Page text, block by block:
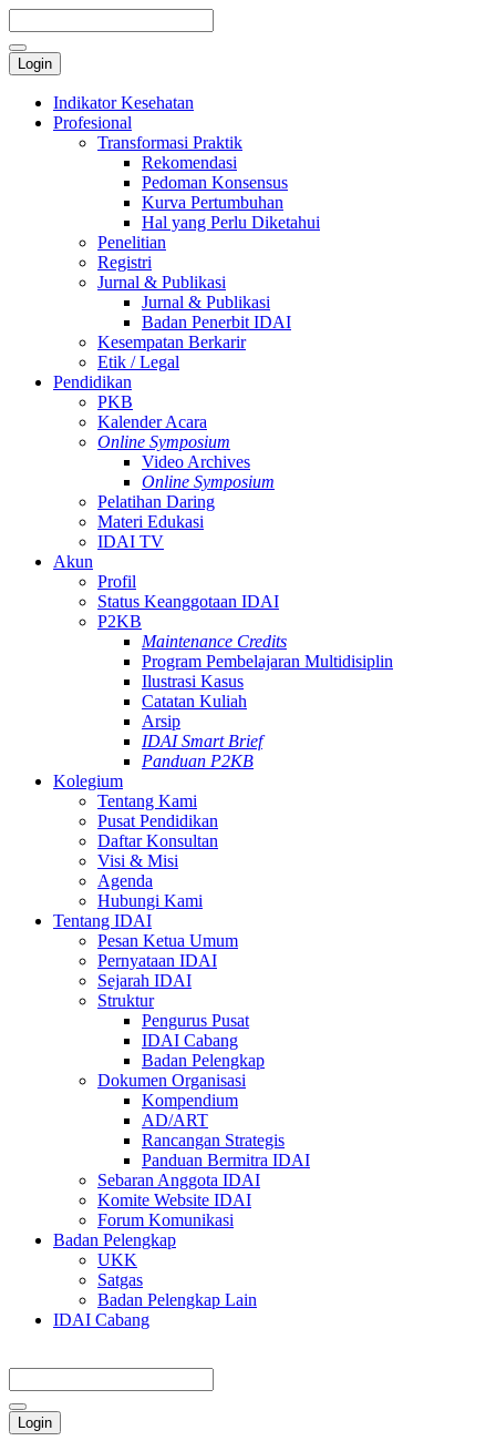
Login
Indikator Kesehatan
Profesional
Transformasi Praktik
Rekomendasi
Pedoman Konsensus
Kurva Pertumbuhan
Hal yang Perlu Diketahui
Penelitian
Registri
Jurnal & Publikasi
Jurnal & Publikasi
Badan Penerbit IDAI
Kesempatan Berkarir
Etik / Legal
Pendidikan
PKB
Kalender Acara
Online Symposium
Video Archives
Online Symposium
Pelatihan Daring
Materi Edukasi
IDAI TV
Akun
Profil
Status Keanggotaan IDAI
P2KB
Maintenance Credits
Program Pembelajaran Multidisiplin
Ilustrasi Kasus
Catatan Kuliah
Arsip
IDAI Smart Brief
Panduan P2KB
Kolegium
Tentang Kami
Pusat Pendidikan
Daftar Konsultan
Visi & Misi
Agenda
Hubungi Kami
Tentang IDAI
Pesan Ketua Umum
Pernyataan IDAI
Sejarah IDAI
Struktur
Pengurus Pusat
IDAI Cabang
Badan Pelengkap
Dokumen Organisasi
Kompendium
AD/ART
Rancangan Strategis
Panduan Bermitra IDAI
Sebaran Anggota IDAI
Komite Website IDAI
Forum Komunikasi
Badan Pelengkap
UKK
Satgas
Badan Pelengkap Lain
IDAI Cabang
Login